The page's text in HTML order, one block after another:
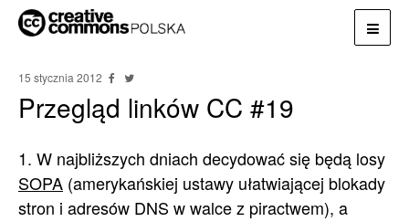
15 stycznia 2012
Przegląd linków CC #19
1. W najbliższych dniach decydować się będą losy
SOPA (amerykańskiej ustawy ułatwiającej blokady
stron i adresów DNS w walce z piractwem), a